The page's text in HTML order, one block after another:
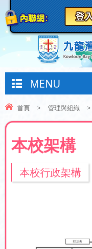
MENU
首頁 > 管理與組織 >
本校架構
本校行政架構